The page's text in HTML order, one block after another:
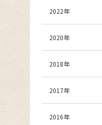
2022年
2020年
2018年
2017年
2016年